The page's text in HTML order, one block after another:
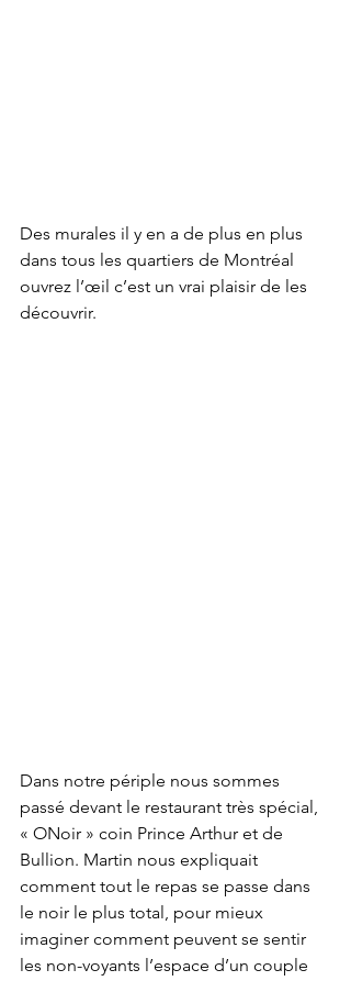
Des murales il y en a de plus en plus
dans tous les quartiers de Montréal
ouvrez l’œil c’est un vrai plaisir de les
découvrir.
Dans notre périple nous sommes
passé devant le restaurant très spécial,
« ONoir » coin Prince Arthur et de
Bullion. Martin nous expliquait
comment tout le repas se passe dans
le noir le plus total, pour mieux
imaginer comment peuvent se sentir
les non-voyants l’espace d’un couple